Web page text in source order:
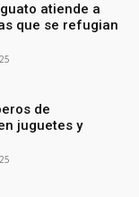
atiende a
que se refugian
de
juguetes y